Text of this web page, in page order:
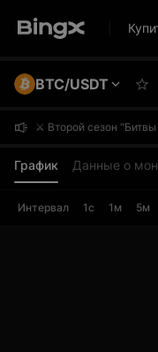
BTC/USDT
⚔️ Второй сезон
График Данные о
Интервал 1с 1м 5м